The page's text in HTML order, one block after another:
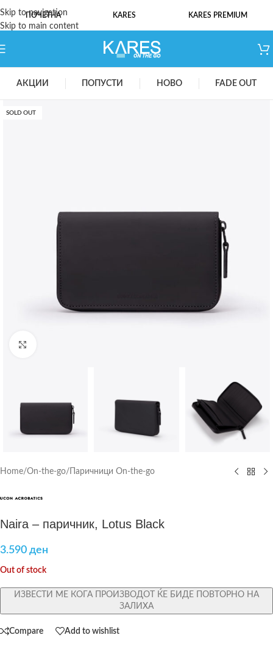
Skip to navigation
Skip to main content
ПОЧЕТНА KARES KARES PREMIUM
АКЦИИ ПОПУСТИ НОВО FADE OUT
SOLD OUT
Home/On-the-go/ Паричници On-the-go
Naira – паричник, Lotus Black
3.590 ден
Out of stock
ИЗВЕСТИ МЕ КОГА ПРОИЗВОДОТ ЌЕ БИДЕ ПОВТОРНО НА
ЗАЛИХА
Compare Add to wishlist